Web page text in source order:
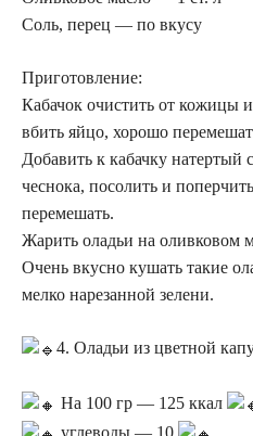
Соль, перец — по вкусу
Приготовление:
Кабачок очистить от кожицы
вбить яйцо, хорошо
Добавить к кабачку
чеснока, посолить и
перемешать.
Жарить оладьи на оливковом
Очень вкусно кушать такие
мелко нарезанной зелени.
4. Оладьи из цветной
На 100 гр — 125 ккал
углеводы — 10